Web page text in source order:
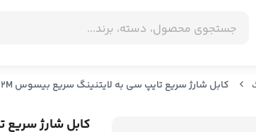
کابل شارژ سریع تایپ سی به لایتنینگ سریع بیسوس Baseus MVP Elbow PD Flash Charge Cable 2M